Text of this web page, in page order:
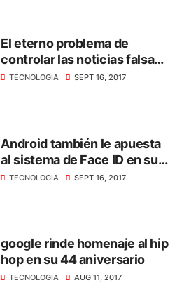
El eterno problema de
controlar las noticias falsas
en Whatsapp
TECNOLOGIA SEPT 16, 2017
Android también le apuesta
al sistema de Face ID en sus
smartphone
TECNOLOGIA SEPT 16, 2017
google rinde homenaje al hip
hop en su 44 aniversario
TECNOLOGIA AUG 11, 2017